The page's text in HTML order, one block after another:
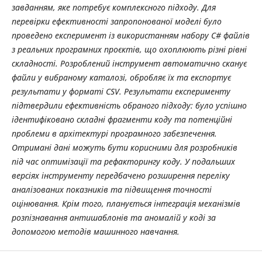
завданням, яке потребує комплексного підходу. Для
перевірки ефективності запропонованої моделі було
проведено експеримент із використанням набору C# файлів
з реальних програмних проєктів, що охоплюють різні рівні
складності. Розроблений інструмент автоматично сканує
файли у вибраному каталозі, обробляє їх та експортує
результати у форматі CSV. Результати експерименту
підтвердили ефективність обраного підходу: було успішно
ідентифіковано складні фрагменти коду та потенційні
проблеми в архітектурі програмного забезпечення.
Отримані дані можуть бути корисними для розробників
під час оптимізації та рефакторингу коду. У подальших
версіях інструменту передбачено розширення переліку
аналізованих показників та підвищення точності
оцінювання. Крім того, планується інтеграція механізмів
розпізнавання антишаблонів та аномалій у коді за
допомогою методів машинного навчання.